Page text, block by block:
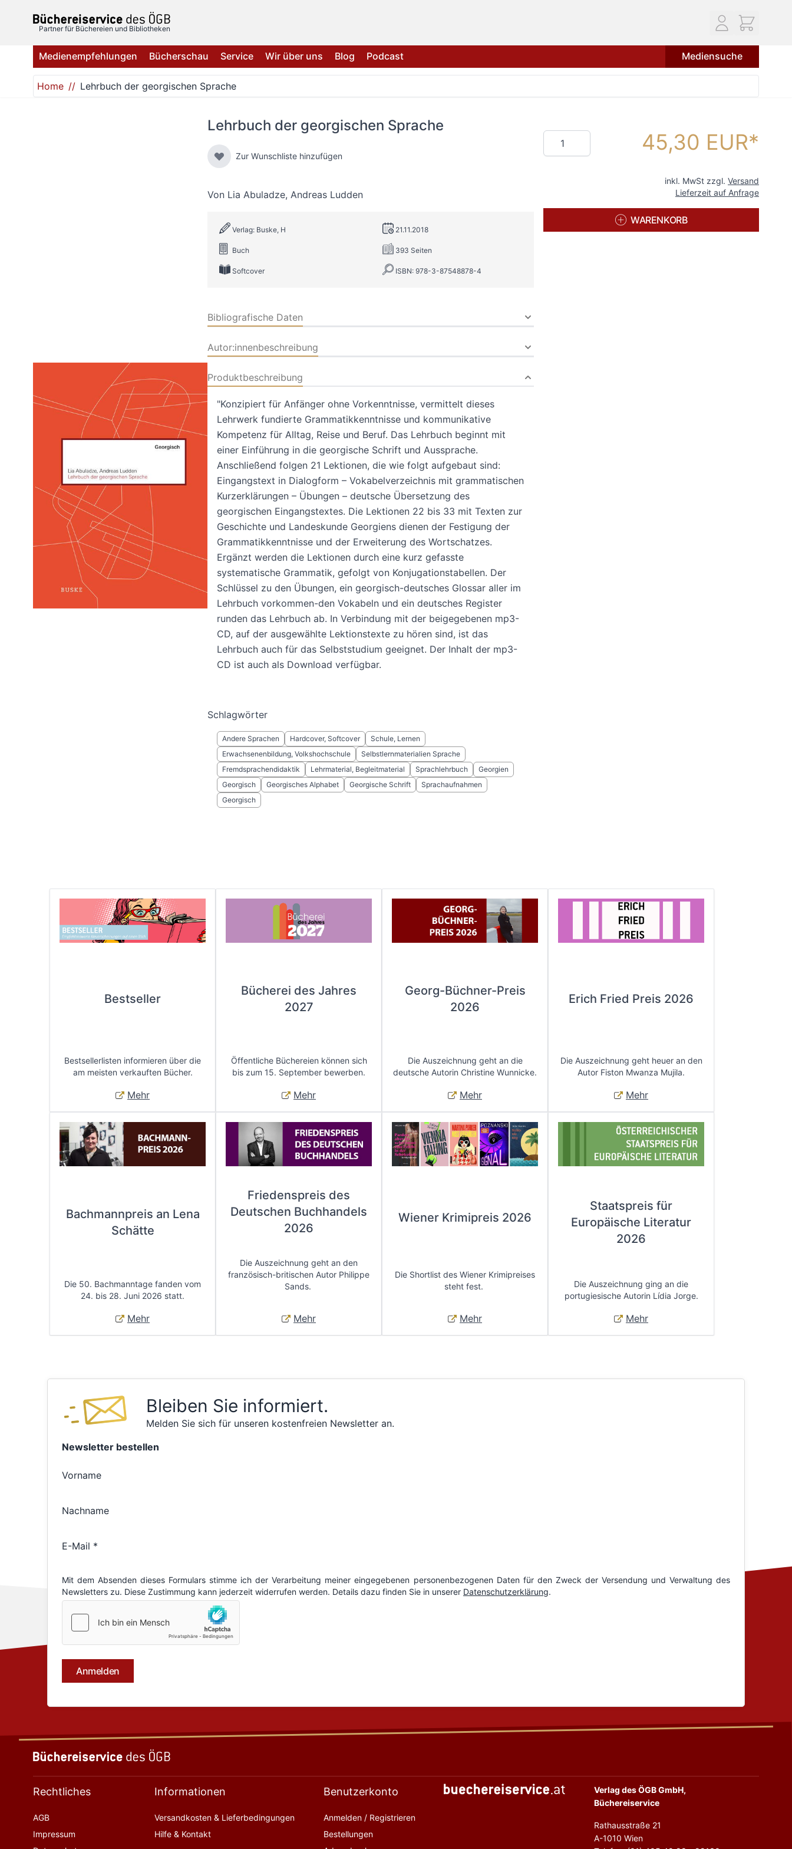
Partner für Büchereien und Bibliotheken
Medienempfehlungen Bücherschau Service Wir über uns Blog Podcast Mediensuche
Home Lehrbuch der georgischen Sprache
Lehrbuch der georgischen Sprache
Zur Wunschliste hinzufügen
Von Lia Abuladze, Andreas Ludden
Verlag: Buske, H 21.11.2018
Buch 393 Seiten
Softcover ISBN: 978-3-87548878-4
Bibliografische Daten
Autor:innenbeschreibung
Produktbeschreibung
"Konzipiert für Anfänger ohne Vorkenntnisse, vermittelt dieses
Lehrwerk fundierte Grammatikkenntnisse und kommunikative
Kompetenz für Alltag, Reise und Beruf. Das Lehrbuch beginnt mit
einer Einführung in die georgische Schrift und Aussprache.
Anschließend folgen 21 Lektionen, die wie folgt aufgebaut sind:
Eingangstext in Dialogform – Vokabelverzeichnis mit grammatischen
Kurzerklärungen – Übungen – deutsche Übersetzung des
georgischen Eingangstextes. Die Lektionen 22 bis 33 mit Texten zur
Geschichte und Landeskunde Georgiens dienen der Festigung der
Grammatikkenntnisse und der Erweiterung des Wortschatzes.
Ergänzt werden die Lektionen durch eine kurz gefasste
systematische Grammatik, gefolgt von Konjugationstabellen. Der
Schlüssel zu den Übungen, ein georgisch-deutsches Glossar aller im
Lehrbuch vorkommen-den Vokabeln und ein deutsches Register
runden das Lehrbuch ab. In Verbindung mit der beigegebenen mp3-
CD, auf der ausgewählte Lektionstexte zu hören sind, ist das
Lehrbuch auch für das Selbststudium geeignet. Der Inhalt der mp3-
CD ist auch als Download verfügbar.
Schlagwörter
Andere Sprachen Hardcover, Softcover
Schule, Lernen
Erwachsenenbildung, Volkshochschule
Selbstlernmaterialien Sprache
Fremdsprachendidaktik
Lehrmaterial, Begleitmaterial Sprachlehrbuch
Georgien
Georgisch
Georgisches Alphabet Georgische Schrift
Sprachaufnahmen
Georgisch
Menge 45,30 EUR
inkl. MwSt zzgl. Versand
Lieferzeit auf Anfrage
WARENKORB
Bestseller
Bestsellerlisten informieren über die
am meisten verkauften Bücher.
Mehr
Bücherei des Jahres
2027
Öffentliche Büchereien können sich
bis zum 15. September bewerben.
Mehr
Georg-Büchner-Preis
2026
Die Auszeichnung geht an die
deutsche Autorin Christine Wunnicke.
Mehr
Erich Fried Preis 2026
Die Auszeichnung geht heuer an den
Autor Fiston Mwanza Mujila.
Mehr
Bachmannpreis an Lena
Schätte
Die 50. Bachmanntage fanden vom
24. bis 28. Juni 2026 statt.
Mehr
Friedenspreis des
Deutschen Buchhandels
2026
Die Auszeichnung geht an den
französisch-britischen Autor Philippe
Sands.
Mehr
Wiener Krimipreis 2026
Die Shortlist des Wiener Krimipreises
steht fest.
Mehr
Staatspreis für
Europäische Literatur
2026
Die Auszeichnung ging an die
portugiesische Autorin Lídia Jorge.
Mehr
Bleiben Sie informiert.
Melden Sie sich für unseren kostenfreien Newsletter an.
Rechtliches
AGB
Impressum
Informationen
Versandkosten & Lieferbedingungen
Hilfe & Kontakt
Benutzerkonto
Anmelden / Registrieren
Bestellungen
Verlag des ÖGB GmbH,
Büchereiservice
Rathausstraße 21
A-1010 Wien